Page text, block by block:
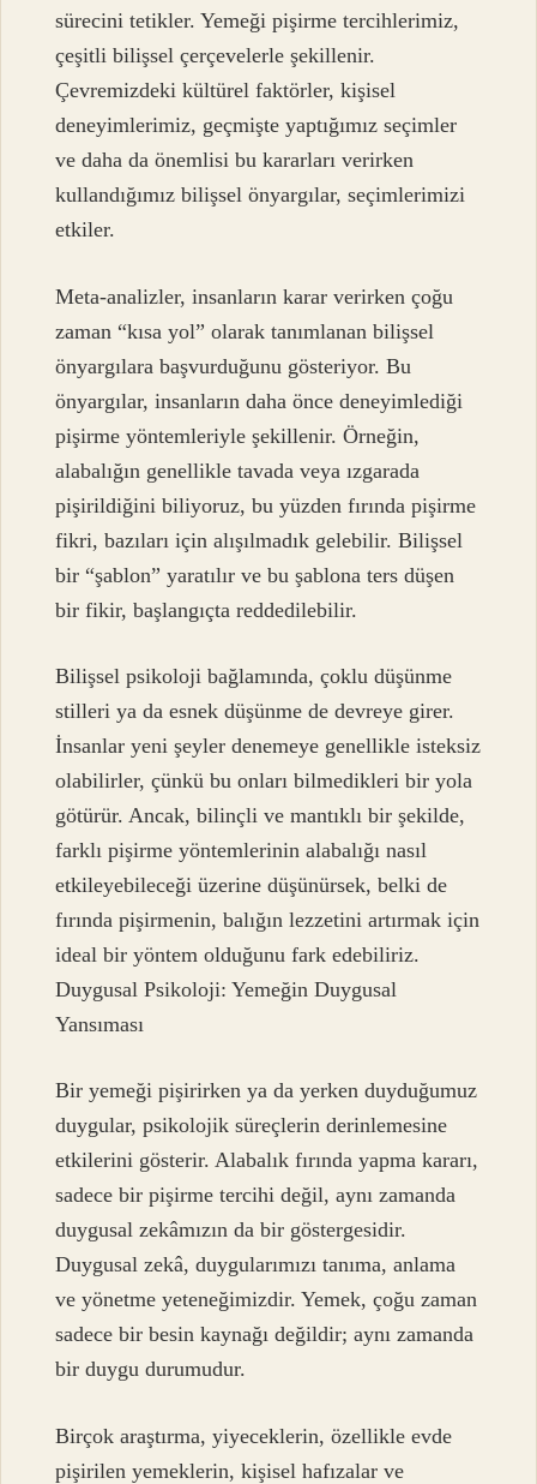
sürecini tetikler. Yemeği pişirme tercihlerimiz,
çeşitli bilişsel çerçevelerle şekillenir.
Çevremizdeki kültürel faktörler, kişisel
deneyimlerimiz, geçmişte yaptığımız seçimler
ve daha da önemlisi bu kararları verirken
kullandığımız bilişsel önyargılar, seçimlerimizi
etkiler.
Meta-analizler, insanların karar verirken çoğu
zaman “kısa yol” olarak tanımlanan bilişsel
önyargılara başvurduğunu gösteriyor. Bu
önyargılar, insanların daha önce deneyimlediği
pişirme yöntemleriyle şekillenir. Örneğin,
alabalığın genellikle tavada veya ızgarada
pişirildiğini biliyoruz, bu yüzden fırında pişirme
fikri, bazıları için alışılmadık gelebilir. Bilişsel
bir “şablon” yaratılır ve bu şablona ters düşen
bir fikir, başlangıçta reddedilebilir.
Bilişsel psikoloji bağlamında, çoklu düşünme
stilleri ya da esnek düşünme de devreye girer.
İnsanlar yeni şeyler denemeye genellikle isteksiz
olabilirler, çünkü bu onları bilmedikleri bir yola
götürür. Ancak, bilinçli ve mantıklı bir şekilde,
farklı pişirme yöntemlerinin alabalığı nasıl
etkileyebileceği üzerine düşünürsek, belki de
fırında pişirmenin, balığın lezzetini artırmak için
ideal bir yöntem olduğunu fark edebiliriz.
Duygusal Psikoloji: Yemeğin Duygusal
Yansıması
Bir yemeği pişirirken ya da yerken duyduğumuz
duygular, psikolojik süreçlerin derinlemesine
etkilerini gösterir. Alabalık fırında yapma kararı,
sadece bir pişirme tercihi değil, aynı zamanda
duygusal zekâmızın da bir göstergesidir.
Duygusal zekâ, duygularımızı tanıma, anlama
ve yönetme yeteneğimizdir. Yemek, çoğu zaman
sadece bir besin kaynağı değildir; aynı zamanda
bir duygu durumudur.
Birçok araştırma, yiyeceklerin, özellikle evde
pişirilen yemeklerin, kişisel hafızalar ve